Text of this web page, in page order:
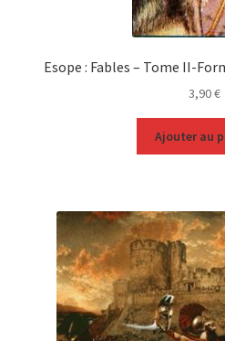
Esope : Fables – Tome II-
3,90€
Ajouter au